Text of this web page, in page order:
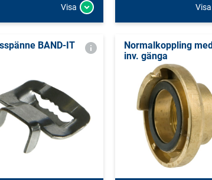
Visa Visa
BAND-IT
Normalkoppling med
inv. gänga